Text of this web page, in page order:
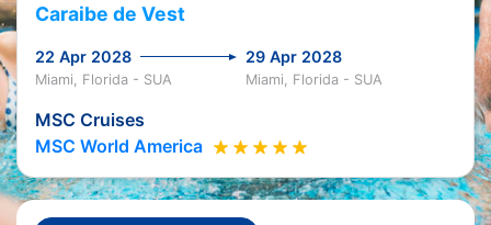
Caraibe de Vest
22 Apr 2028 29 Apr 2028
Miami, Florida - SUA Miami, Florida - SUA
MSC Cruises
MSC World America